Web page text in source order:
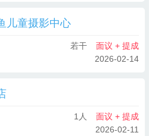
儿童摄影中心
若干
面议 + 提成
2026-02-14
1人
面议 + 提成
2026-02-11